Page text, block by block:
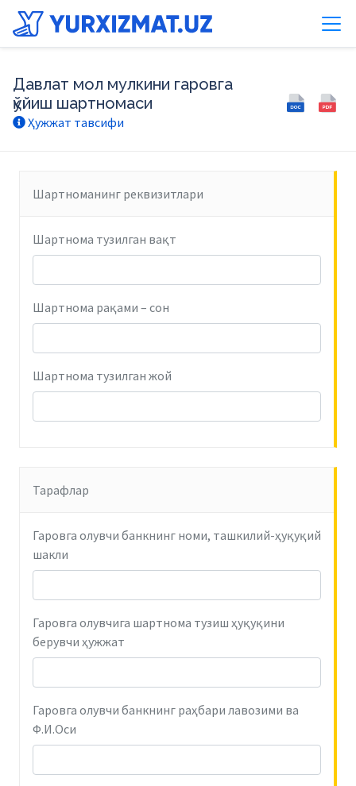
Давлат мол мулкини гаровга
қўйиш шартномаси
Ҳужжат тавсифи
Шартноманинг реквизитлари
Шартнома тузилган вақт
Шартнома рақами – сон
Шартнома тузилган жой
Тарафлар
Гаровга олувчи банкнинг номи, ташкилий-ҳуқуқий
шакли
Гаровга олувчига шартнома тузиш ҳуқуқини
берувчи ҳужжат
Гаровга олувчи банкнинг раҳбари лавозими ва
Ф.И.Оси